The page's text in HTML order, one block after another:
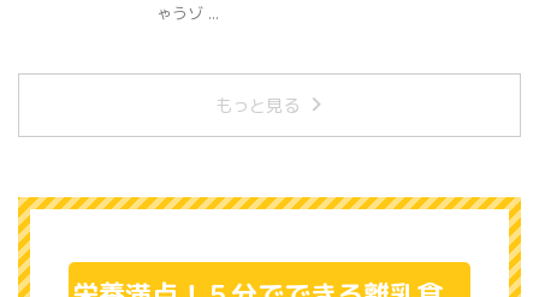
ゃうゾ ...
もっと見る